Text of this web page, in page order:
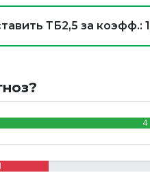
ТБ2,5 за коэфф.:
4